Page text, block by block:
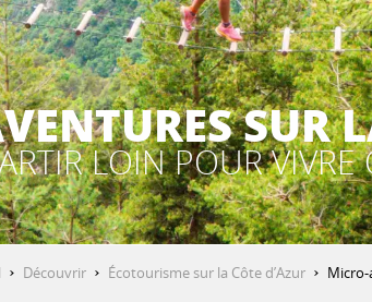
SUR
LOIN POUR
Découvrir Écotourisme sur la Côte d’Azur Micro-